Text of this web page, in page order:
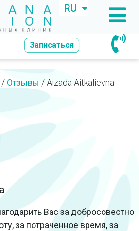
RU
KZ
Записаться
/ Отзывы /Aizada Aitkalievna
Вас за добросовестно
за потраченное время, за